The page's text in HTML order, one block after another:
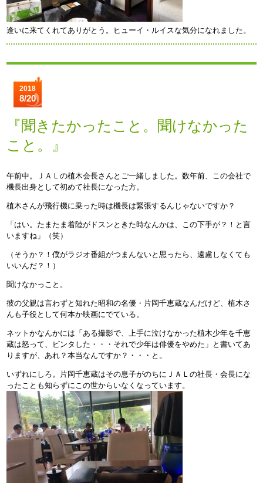
逢いに来てくれてありがとう。ヒューイ・ルイスな気分になれました。
2018
8/20
『聞きたかったこと。聞けなかった
こと。』
午前中。ＪＡＬの植木会長さんとご一緒しました。数年前、この会社で
機長出身として初めて社長になった方。
植木さんが飛行機に乗った時は機長は緊張するんじゃないですか？
「はい。たまたま着陸がドスンときた時なんかは、この下手が？！と言
いますね」（笑）
（そうか？！僕がラジオ番組がつまんないと思ったら、遠慮しなくても
いいんだ？！）
聞けなかっこと。
彼の父親は言わずと知れた昭和の名優・片岡千恵蔵なんだけど、植木さ
んも子役として何本か映画にでている。
ネットかなんかには「ある撮影で、上手に泣けなかった植木少年を千恵
蔵は怒って、ビンタした・・・それで少年は俳優をやめた」と書いてあ
りますが、あれ？本当なんですか？・・・と。
いずれにしろ。片岡千恵蔵はその息子がのちにＪＡＬの社長・会長にな
ったことも知らずにこの世からいなくなっています。